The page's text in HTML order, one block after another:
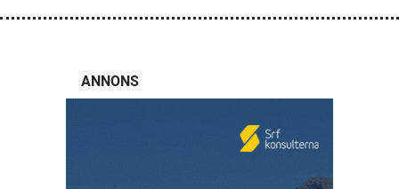
ANNONS